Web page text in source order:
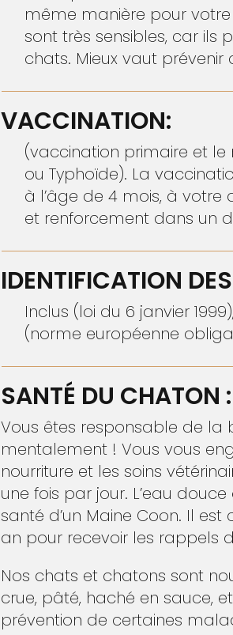
même manière pour
sont très sensibles, car ils
chats. Mieux vaut prévenir
VACCINATION:
(vaccination primaire et le
ou Typhoïde). La
à l’âge de 4 mois, à
et renforcement dans un
IDENTIFICATION
Inclus (loi du 6 janvier
(norme européenne
SANTÉ DU CHATON :
Vous êtes responsable de
mentalement ! Vous vous
nourriture et les soins
une fois par jour. L’eau
santé d’un Maine Coon. Il
an pour recevoir les rappels
Nos chats et chatons sont
crue, pâté, haché en sauce,
prévention de certaines